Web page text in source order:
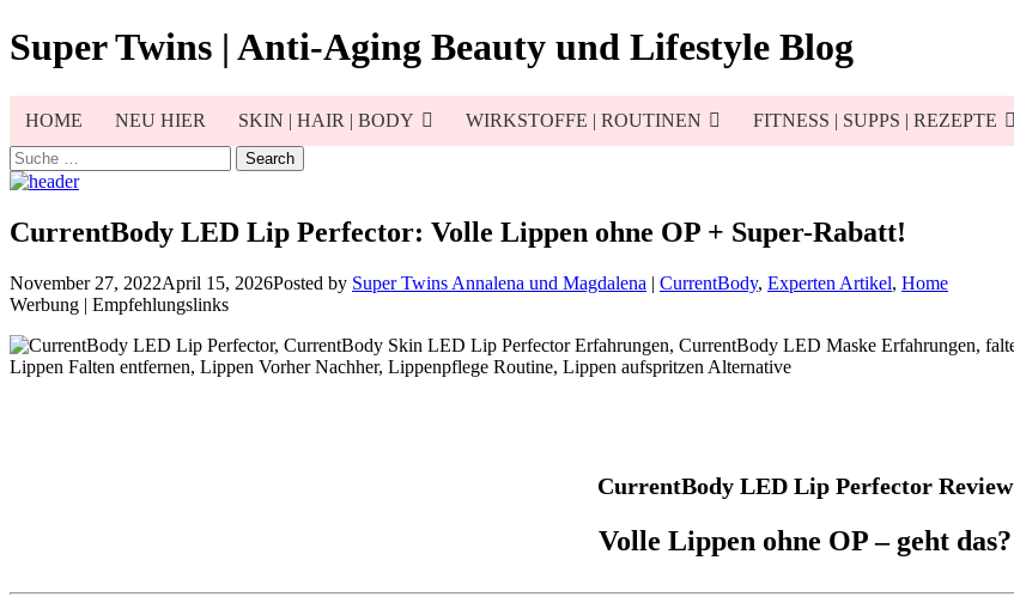
Skip
to
Super Twins | Anti-Aging Beauty und Lifestyle Blog
HOME NEU HIER SKIN | HAIR | BODY WIRKSTOFFE | ROUTINEN FITNESS | SUPPS | REZEPTE
Search
for:
CurrentBody LED Lip Perfector: Volle Lippen ohne OP + Super-Rabatt!
November 27, 2022April 15, 2026Posted by Super Twins Annalena und Magdalena | CurrentBody, Experten Artikel, Home
Werbung | Empfehlungslinks
CurrentBody LED Lip Perfector Review
Volle Lippen ohne OP – geht das?